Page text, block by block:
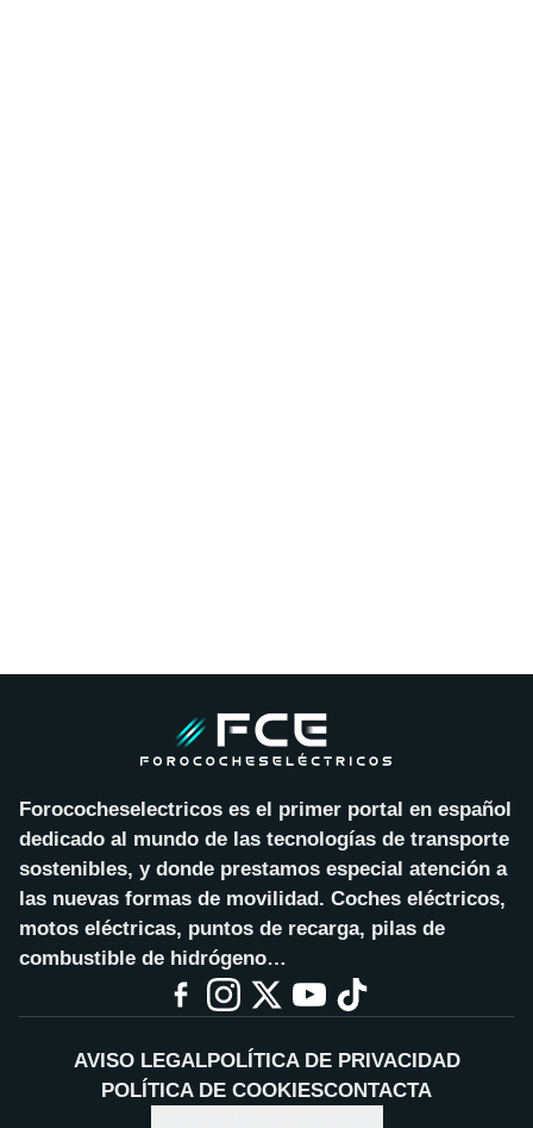
Forococheselectricos es el primer portal en español
dedicado al mundo de las tecnologías de transporte
sostenibles, y donde prestamos especial atención a
las nuevas formas de movilidad. Coches eléctricos,
motos eléctricas, puntos de recarga, pilas de
combustible de hidrógeno…
AVISO LEGALPOLÍTICA DE PRIVACIDAD
POLÍTICA DE COOKIESCONTACTA